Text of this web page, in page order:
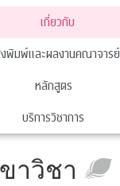
เกี่ยวกับ
พิมพ์และผลงานคณาจารย์
หลักสูตร
บริการวิชาการ
าวิชา